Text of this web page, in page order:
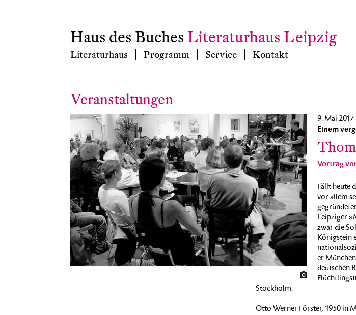
Haus des Buches Literaturhaus Leipzig
Literaturhaus Programm Service Kontakt
Veranstaltungen
9. Mai
Einem
Vortrag
Fällt heute
vor allem
Leipziger
zwar die
Königstein
er
deutschen
Stockholm.
Otto Werner Förster, 1950 in